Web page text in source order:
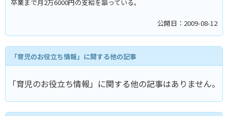
卒業まで月2万6000円の支給を謳っている。
公開日：2009-08-12
「育児のお役立ち情報」に関する他の記事
「育児のお役立ち情報」に関する他の記事はありません。